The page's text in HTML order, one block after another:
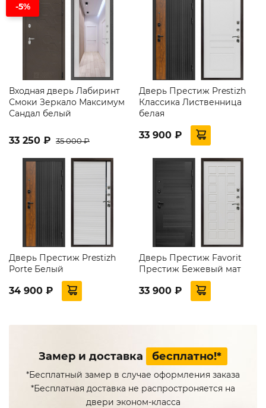
-5%
Входная дверь Лабиринт
Смоки Зеркало Максимум
Сандал белый
33 250 ₽ 35 000 ₽
Дверь Престиж Prestizh
Классика Лиственница
белая
33 900 ₽
Дверь Престиж Prestizh
Porte Белый
34 900 ₽
Дверь Престиж Favorit
Престиж Бежевый мат
33 900 ₽
Замер и доставка бесплатно!*
*Бесплатный замер в случае оформления заказа
*Бесплатная доставка не распростроняется на
двери эконом-класса